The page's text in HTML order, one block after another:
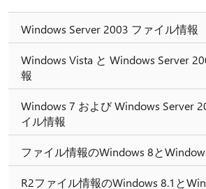
Windows Server 2003 ファイル情報
Windows Vista と Windows Server
報
Windows 7 および Windows Server
イル情報
ファイル情報のWindows 8と
R2ファイル情報のWindows 8.1と